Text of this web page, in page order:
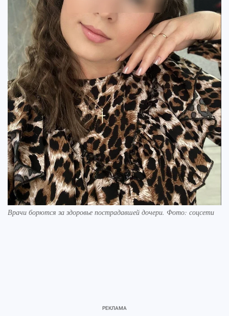
Врачи борются за здоровье пострадавшей дочери. Фото: соцсети